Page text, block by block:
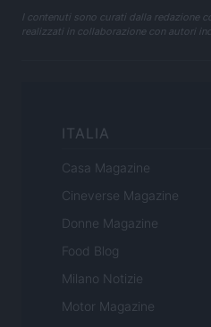
I contenuti sono curati dalla redazione
realizzati in collaborazione con autori
ITALIA
Casa Magazine
Cineverse Magazine
Donne Magazine
Food Blog
Milano Notizie
Motor Magazine